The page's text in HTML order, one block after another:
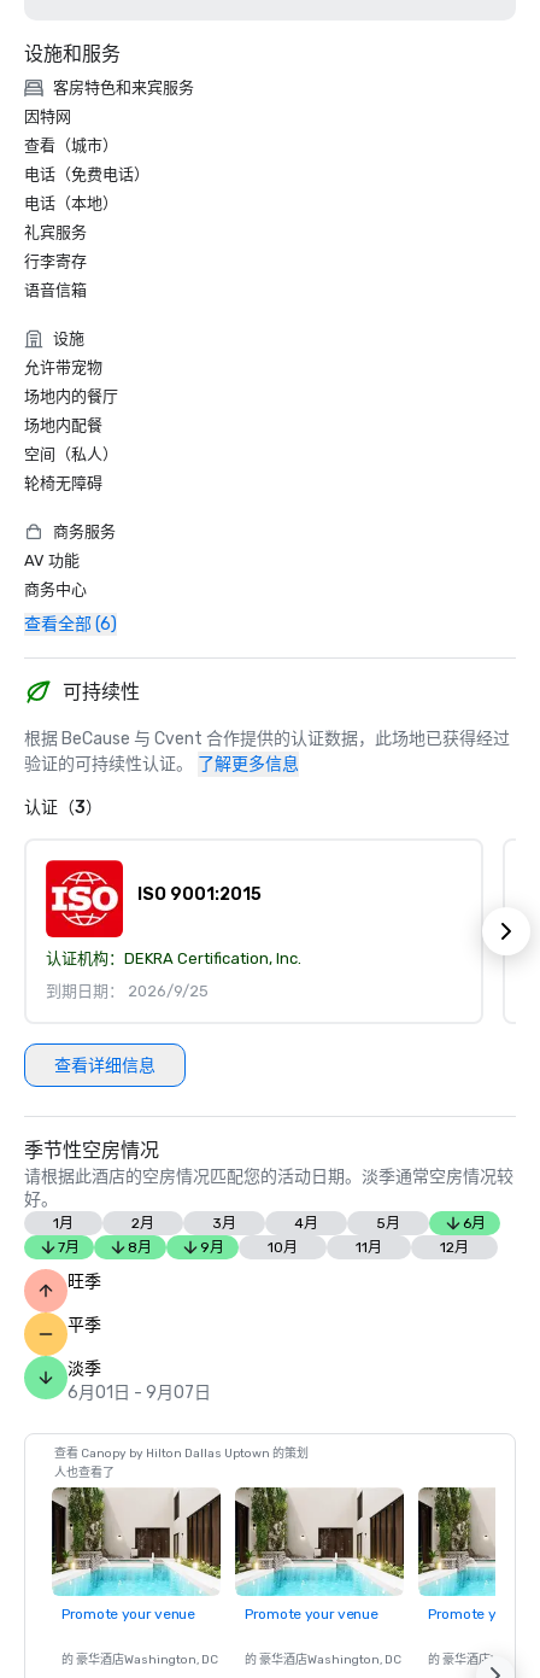
设施和服务
客房特色和来宾服务
因特网
查看（城市）
电话（免费电话）
电话（本地）
礼宾服务
行李寄存
语音信箱
设施
允许带宠物
场地内的餐厅
场地内配餐
空间（私人）
轮椅无障碍
商务服务
AV 功能
商务中心
查看全部 (6)
可持续性
根据 BeCause 与 Cvent 合作提供的认证数据，此场地已获得经过
验证的可持续性认证。
了解更多信息
认证（3）
ISO 9001:2015
认证机构： DEKRA Certification, Inc.
到期日期： 2026/9/25
查看详细信息
季节性空房情况
请根据此酒店的空房情况匹配您的活动日期。淡季通常空房情况较
好。
1月 2月 3月 4月 5月
6月
7月
8月 9月 10月 11月 12月
旺季
平季
淡季
6月01日 - 9月07日
查看 Canopy by Hilton Dallas Uptown 的策划
人也查看了
Promote your venue
的 豪华酒店Washington, DC
Promote your venue
的 豪华酒店Washington, DC
Promote your
的 豪华酒店